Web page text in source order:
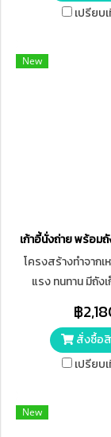
สูงสุด 125 กิโลกรั
เปรียบ
New
เก้าอี้นั่งถ่าย พร้อม
โครงสร้างทำจาก
แรง ทนทาน มีถัง
สะดวกในการ
฿
สั่งซื้อ
เปรียบ
New